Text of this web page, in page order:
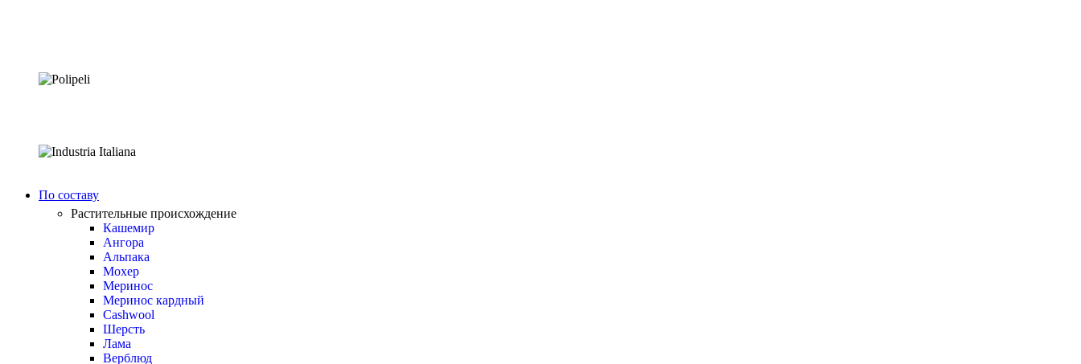
По составу
Растительные происхождение
Кашемир
Ангора
Альпака
Мохер
Меринос
Меринос кардный
Cashwool
Шерсть
Лама
Верблюд